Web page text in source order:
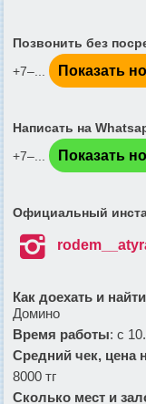
Позвонить без
+7‒...
Показать
Написать на
+7‒...
Показать
Официальный

Как доехать и найти
Домино
Время работы: с
Средний чек, цена
8000 тг
Сколько мест и